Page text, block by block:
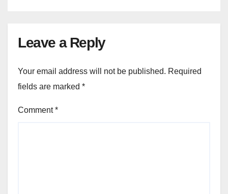
Leave a Reply
Your email address will not be published. Required
fields are marked *
Comment*